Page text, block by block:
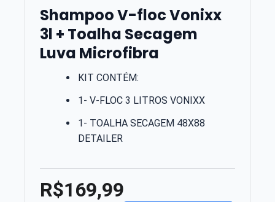
Shampoo V-floc Vonixx
3l + Toalha Secagem
Luva Microfibra
KIT CONTÉM:
1- V-FLOC 3 LITROS VONIXX
1- TOALHA SECAGEM 48X88
DETAILER
R$169,99